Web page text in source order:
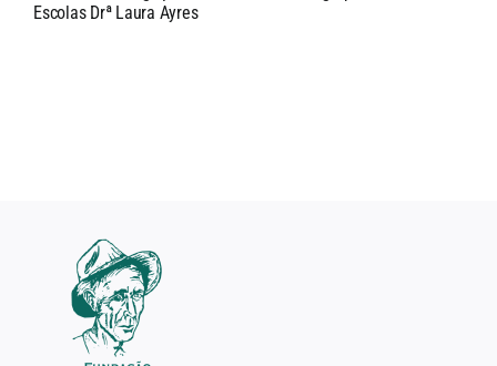
Escolas Drª Laura Ayres